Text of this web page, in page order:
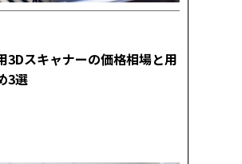
3Dスキャナーの価格相場と用
3選